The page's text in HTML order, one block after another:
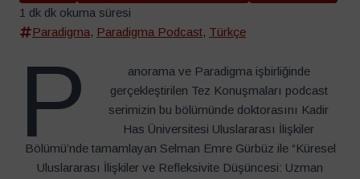
1 dk dk okuma süresi
Paradigma, Paradigma Podcast, Türkçe
P
anorama ve Paradigma işbirliğinde
gerçekleştirilen Tez Konuşmaları podcast
serimizin bu bölümünde doktorasını Kadir
Has Üniversitesi Uluslararası İlişkiler
Bölümü’nde tamamlayan Selman Emre Gürbüz ile “Küresel
Uluslararası İlişkiler ve Refleksivite Düşüncesi: Uzman